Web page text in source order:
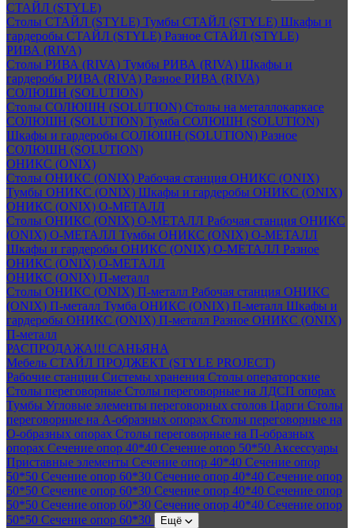
СТАЙЛ (STYLE)
Столы СТАЙЛ (STYLE) Тумбы СТАЙЛ (STYLE) Шкафы и
гардеробы СТАЙЛ (STYLE) Разное СТАЙЛ (STYLE)
РИВА (RIVA)
Столы РИВА (RIVA) Тумбы РИВА (RIVA) Шкафы и
гардеробы РИВА (RIVA) Разное РИВА (RIVA)
СОЛЮШН (SOLUTION)
Столы СОЛЮШН (SOLUTION) Столы на металлокаркасе
СОЛЮШН (SOLUTION) Тумба СОЛЮШН (SOLUTION)
Шкафы и гардеробы СОЛЮШН (SOLUTION) Разное
СОЛЮШН (SOLUTION)
ОНИКС (ONIX)
Столы ОНИКС (ONIX) Рабочая станция ОНИКС (ONIX)
Тумбы ОНИКС (ONIX) Шкафы и гардеробы ОНИКС (ONIX)
ОНИКС (ONIX) O-МЕТАЛЛ
Столы ОНИКС (ONIX) O-МЕТАЛЛ Рабочая станция ОНИКС
(ONIX) O-МЕТАЛЛ Тумбы ОНИКС (ONIX) O-МЕТАЛЛ
Шкафы и гардеробы ОНИКС (ONIX) O-МЕТАЛЛ Разное
ОНИКС (ONIX) O-МЕТАЛЛ
ОНИКС (ONIX) П-металл
Столы ОНИКС (ONIX) П-металл Рабочая станция ОНИКС
(ONIX) П-металл Тумба ОНИКС (ONIX) П-металл Шкафы и
гардеробы ОНИКС (ONIX) П-металл Разное ОНИКС (ONIX)
П-металл
РАСПРОДАЖА!!! САНЬЯНА
Мебель СТАЙЛ ПРОДЖЕКТ (STYLE PROJECT)
Рабочие станции Системы хранения Столы операторские
Столы переговорные Столы переговорные на ЛДСП опорах
Тумбы Угловые элементы переговорных столов Царги Столы
переговорные на А-образных опорах Столы переговорные на
О-образных опорах Столы переговорные на П-образных
опорах Сечение опор 40*40 Сечение опор 50*50 Аксессуары
Приставные элементы Сечение опор 40*40 Сечение опор
50*50 Сечение опор 60*30 Сечение опор 40*40 Сечение опор
50*50 Сечение опор 60*30 Сечение опор 40*40 Сечение опор
50*50 Сечение опор 60*30 Сечение опор 40*40 Сечение опор
50*50 Сечение опор 60*30 Ещё